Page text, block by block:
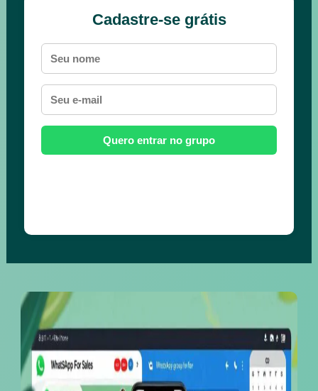
Cadastre-se grátis
Quero entrar no grupo